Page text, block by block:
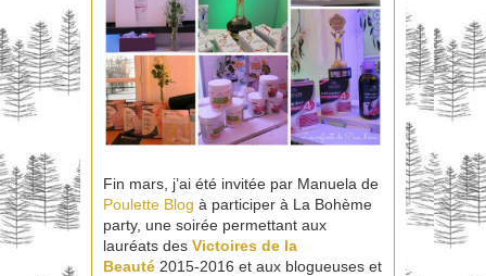
Fin mars, j’ai été invitée par Manuela de
Poulette Blog à participer à La Bohème
party, une soirée permettant aux
lauréats des Victoires de la
Beauté 2015-2016 et aux blogueuses et